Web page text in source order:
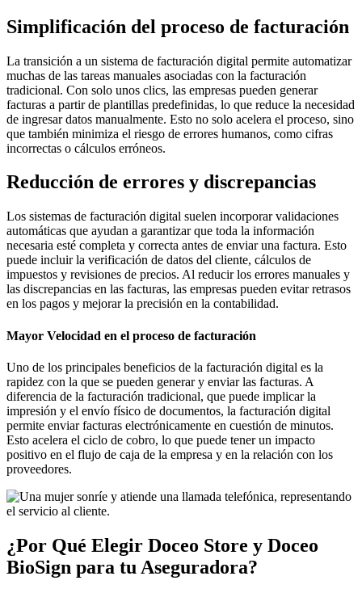
Simplificación del proceso de facturación
La transición a un sistema de facturación digital permite automatizar
muchas de las tareas manuales asociadas con la facturación
tradicional. Con solo unos clics, las empresas pueden generar
facturas a partir de plantillas predefinidas, lo que reduce la necesidad
de ingresar datos manualmente. Esto no solo acelera el proceso, sino
que también minimiza el riesgo de errores humanos, como cifras
incorrectas o cálculos erróneos.
Reducción de errores y discrepancias
Los sistemas de facturación digital suelen incorporar validaciones
automáticas que ayudan a garantizar que toda la información
necesaria esté completa y correcta antes de enviar una factura. Esto
puede incluir la verificación de datos del cliente, cálculos de
impuestos y revisiones de precios. Al reducir los errores manuales y
las discrepancias en las facturas, las empresas pueden evitar retrasos
en los pagos y mejorar la precisión en la contabilidad.
Mayor Velocidad en el proceso de facturación
Uno de los principales beneficios de la facturación digital es la
rapidez con la que se pueden generar y enviar las facturas. A
diferencia de la facturación tradicional, que puede implicar la
impresión y el envío físico de documentos, la facturación digital
permite enviar facturas electrónicamente en cuestión de minutos.
Esto acelera el ciclo de cobro, lo que puede tener un impacto
positivo en el flujo de caja de la empresa y en la relación con los
proveedores.
¿Por Qué Elegir Doceo Store y Doceo
BioSign para tu Aseguradora?